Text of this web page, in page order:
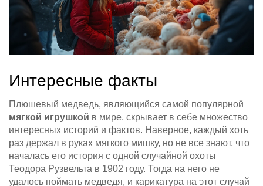
Интересные факты
Плюшевый медведь, являющийся самой популярной
мягкой игрушкой в мире, скрывает в себе множество
интересных историй и фактов. Наверное, каждый хоть
раз держал в руках мягкого мишку, но не все знают, что
началась его история с одной случайной охоты
Теодора Рузвельта в 1902 году. Тогда на него не
удалось поймать медведя, и карикатура на этот случай